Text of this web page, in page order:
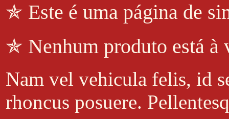
✯ Este é uma página de
✯ Nenhum produto está à
Nam vel vehicula felis, id
rhoncus posuere.